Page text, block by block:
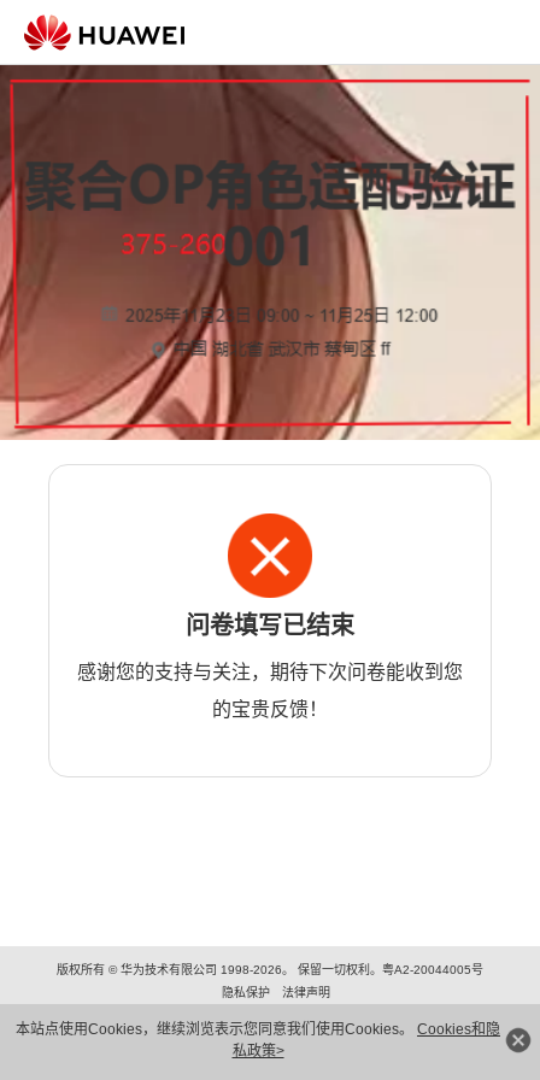
本站点使用Cookies，继续浏览表示您同意我们使用Cookies。 Cookies和隐
私政策>
问卷填写已结束
感谢您的支持与关注，期待下次问卷能收到您
的宝贵反馈！
版权所有 © 华为技术有限公司 1998-2026。 保留一切权利。粤A2-20044005号
隐私保护
法律声明